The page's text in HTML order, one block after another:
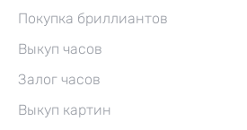
Покупка бриллиантов
Выкуп часов
Залог часов
Выкуп картин